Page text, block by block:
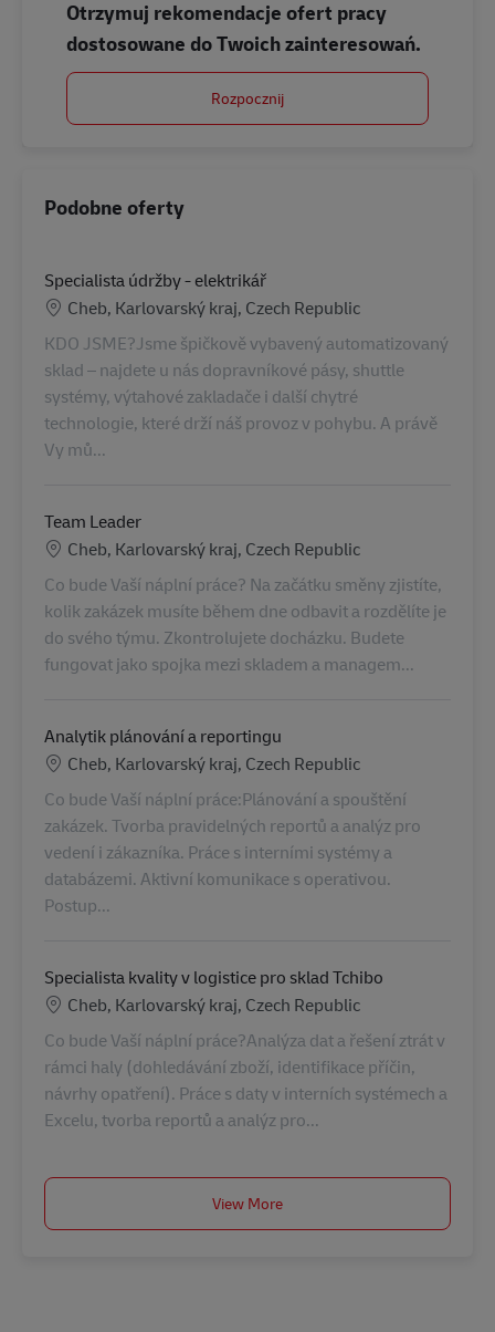
Otrzymuj rekomendacje ofert pracy
dostosowane do Twoich zainteresowań.
Rozpocznij
Podobne oferty
Specialista údržby - elektrikář
Lokalizacja
Cheb, Karlovarský kraj, Czech Republic
KDO JSME?Jsme špičkově vybavený automatizovaný
sklad – najdete u nás dopravníkové pásy, shuttle
systémy, výtahové zakladače i další chytré
technologie, které drží náš provoz v pohybu. A právě
Vy mů...
Team Leader
Lokalizacja
Cheb, Karlovarský kraj, Czech Republic
Co bude Vaší náplní práce? Na začátku směny zjistíte,
kolik zakázek musíte během dne odbavit a rozdělíte je
do svého týmu. Zkontrolujete docházku. Budete
fungovat jako spojka mezi skladem a managem...
Analytik plánování a reportingu
Lokalizacja
Cheb, Karlovarský kraj, Czech Republic
Co bude Vaší náplní práce:Plánování a spouštění
zakázek. Tvorba pravidelných reportů a analýz pro
vedení i zákazníka. Práce s interními systémy a
databázemi. Aktivní komunikace s operativou.
Postup...
Specialista kvality v logistice pro sklad Tchibo
Lokalizacja
Cheb, Karlovarský kraj, Czech Republic
Co bude Vaší náplní práce?Analýza dat a řešení ztrát v
rámci haly (dohledávání zboží, identifikace příčin,
návrhy opatření). Práce s daty v interních systémech a
Excelu, tvorba reportů a analýz pro...
View More